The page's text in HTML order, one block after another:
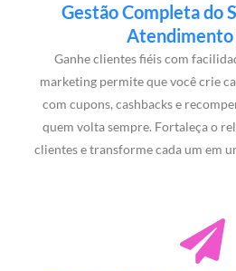
Gestão Completa do
Atendimento
Ganhe clientes fiéis com
marketing permite que você crie
com cupons, cashbacks e
quem volta sempre. Fortaleça o
clientes e transforme cada um em